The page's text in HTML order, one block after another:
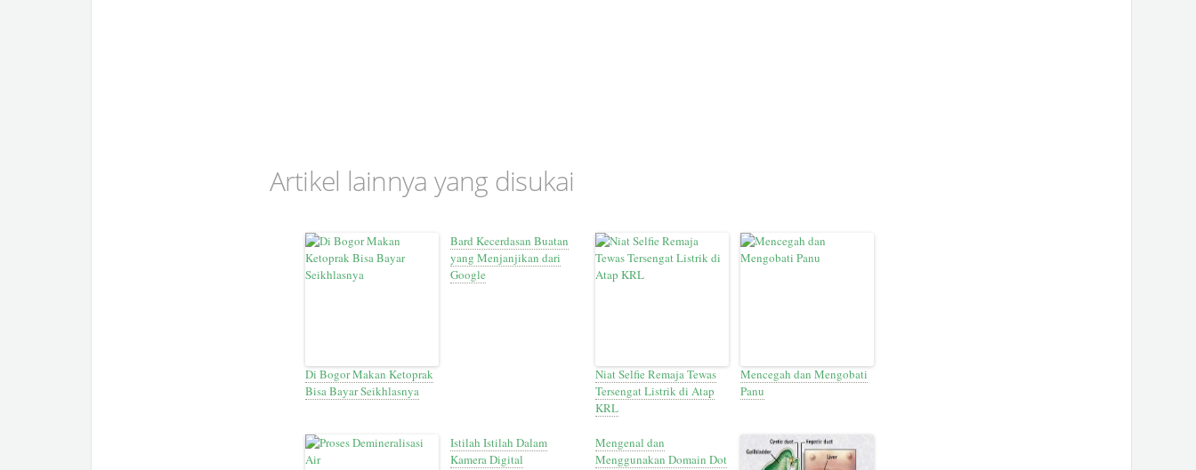
Artikel lainnya yang disukai
Di Bogor Makan Ketoprak
Bisa Bayar Seikhlasnya
Bard Kecerdasan Buatan
yang Menjanjikan dari
Google
Niat Selfie Remaja Tewas
Tersengat Listrik di Atap
KRL
Mencegah dan Mengobati
Panu
Istilah Istilah Dalam
Kamera Digital
Mengenal dan
Menggunakan Domain Dot